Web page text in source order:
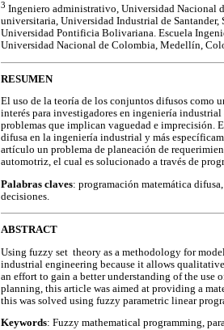
3 Ingeniero administrativo, Universidad Nacional
universitaria, Universidad Industrial de Santander,
Universidad Pontificia Bolivariana. Escuela
Universidad Nacional de Colombia, Medellín,
RESUMEN
El uso de la teoría de los conjuntos difusos como
interés para investigadores en ingeniería
problemas que implican vaguedad e imprecisión.
difusa en la ingeniería industrial y más
artículo un problema de planeación de
automotriz, el cual es solucionado a través de
Palabras claves: programación matemática
decisiones.
ABSTRACT
Using fuzzy set theory as a methodology for
industrial engineering because it allows
an effort to gain a better understanding of the
planning, this article was aimed at providing a
this was solved using fuzzy parametric linear
Keywords: Fuzzy mathematical programming,